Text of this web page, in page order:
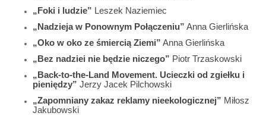
„Foki i ludzie” Leszek Naziemiec
„Nadzieja w Ponownym Połączeniu” Anna Gierlińska
„Oko w oko ze śmiercią Ziemi” Anna Gierlińska
„Bez nadziei nie będzie niczego” Piotr Trzaskowski
„Back-to-the-Land Movement. Ucieczki od zgiełku i
pieniędzy” Jerzy Jacek Pilchowski
„Zapomniany zakaz reklamy nieekologicznej” Miłosz
Jakubowski